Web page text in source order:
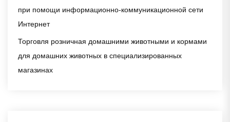
при помощи информационно-коммуникационной сети
Интернет
Торговля розничная домашними животными и кормами
для домашних животных в специализированных
магазинах